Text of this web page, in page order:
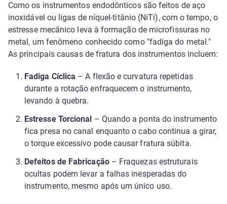
Como os instrumentos endodônticos são feitos de aço
inoxidável ou ligas de níquel-titânio (NiTi), com o tempo, o
estresse mecânico leva à formação de microfissuras no
metal, um fenômeno conhecido como "fadiga do metal."
As principais causas de fratura dos instrumentos incluem:
Fadiga Cíclica – A flexão e curvatura repetidas
durante a rotação enfraquecem o instrumento,
levando à quebra.
Estresse Torcional – Quando a ponta do instrumento
fica presa no canal enquanto o cabo continua a girar,
o torque excessivo pode causar fratura súbita.
Defeitos de Fabricação– Fraquezas estruturais
ocultas podem levar a falhas inesperadas do
instrumento, mesmo após um único uso.